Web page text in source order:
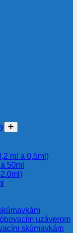
ml a 0,5ml)
50ml
uzáverom
skúmavkám